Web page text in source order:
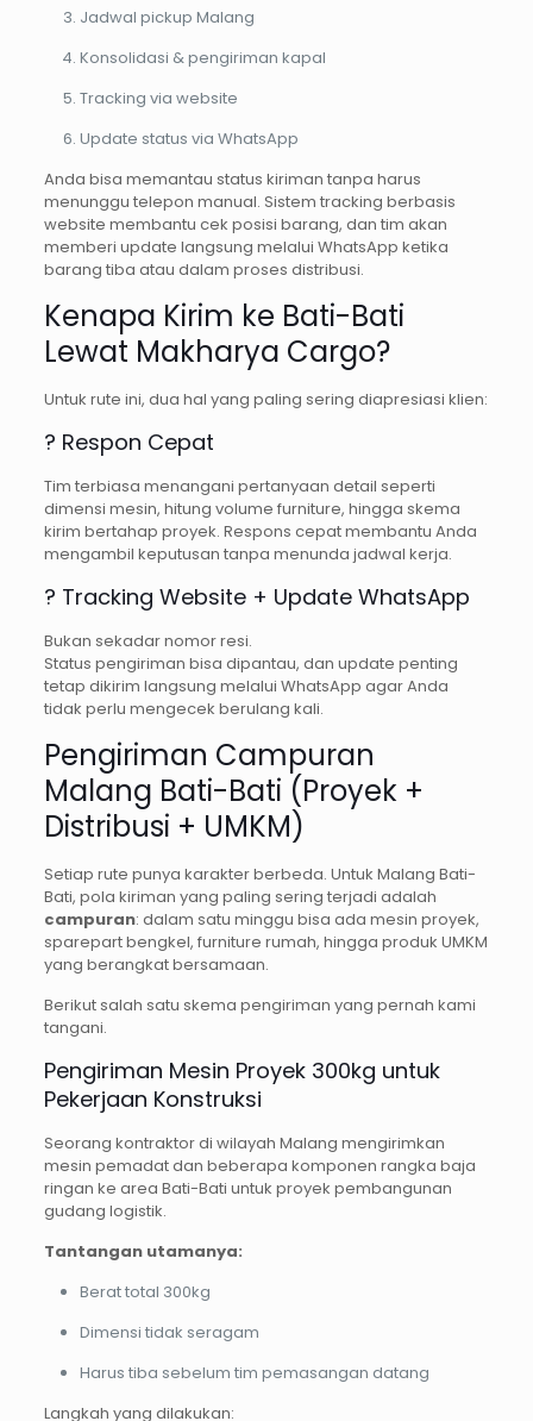
Jadwal pickup Malang
Konsolidasi & pengiriman kapal
Tracking via website
Update status via WhatsApp
Anda bisa memantau status kiriman tanpa harus
menunggu telepon manual. Sistem tracking berbasis
website membantu cek posisi barang, dan tim akan
memberi update langsung melalui WhatsApp ketika
barang tiba atau dalam proses distribusi.
Kenapa Kirim ke Bati-Bati
Lewat Makharya Cargo?
Untuk rute ini, dua hal yang paling sering diapresiasi klien:
? Respon Cepat
Tim terbiasa menangani pertanyaan detail seperti
dimensi mesin, hitung volume furniture, hingga skema
kirim bertahap proyek. Respons cepat membantu Anda
mengambil keputusan tanpa menunda jadwal kerja.
? Tracking Website + Update WhatsApp
Bukan sekadar nomor resi.
Status pengiriman bisa dipantau, dan update penting
tetap dikirim langsung melalui WhatsApp agar Anda
tidak perlu mengecek berulang kali.
Pengiriman Campuran
Malang Bati-Bati (Proyek +
Distribusi + UMKM)
Setiap rute punya karakter berbeda. Untuk Malang Bati-
Bati, pola kiriman yang paling sering terjadi adalah
campuran: dalam satu minggu bisa ada mesin proyek,
sparepart bengkel, furniture rumah, hingga produk UMKM
yang berangkat bersamaan.
Berikut salah satu skema pengiriman yang pernah kami
tangani.
Pengiriman Mesin Proyek 300kg untuk
Pekerjaan Konstruksi
Seorang kontraktor di wilayah Malang mengirimkan
mesin pemadat dan beberapa komponen rangka baja
ringan ke area Bati-Bati untuk proyek pembangunan
gudang logistik.
Tantangan utamanya:
Berat total 300kg
Dimensi tidak seragam
Harus tiba sebelum tim pemasangan datang
Langkah yang dilakukan: